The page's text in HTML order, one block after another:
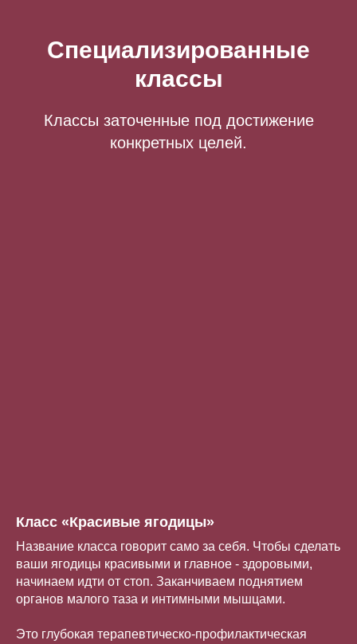
Специализированные
классы
Классы заточенные под достижение
конкретных целей.
Класс «Красивые ягодицы»
Название класса говорит само за себя. Чтобы сделать
ваши ягодицы красивыми и главное - здоровыми,
начинаем идти от стоп. Заканчиваем поднятием
органов малого таза и интимными мышцами.
Это глубокая терапевтическо-профилактическая